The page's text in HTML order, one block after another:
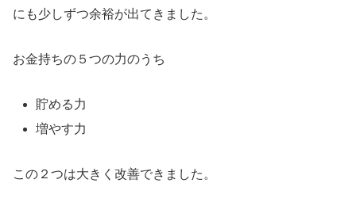
にも少しずつ余裕が出てきました。
お金持ちの５つの力のうち
貯める力
増やす力
この２つは大きく改善できました。